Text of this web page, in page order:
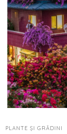
PLANTE ȘI GRĂDINI